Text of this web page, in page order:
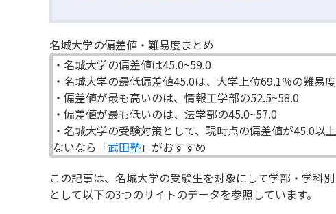
名城大学の偏差値・難易度まとめ
・名城大学の偏差値は45.0~59.0
・名城大学の最低偏差値45.0は、大学上位69.1%の難易度
・偏差値が最も高いのは、情報工学部の52.5~58.0
・偏差値が最も低いのは、法学部の45.0~57.0
・名城大学の受験対策として、現時点の偏差値が45.0以
ないなら「武田塾」がおすすめ
この記事は、名城大学の受験生を対象にして学部・学科
として以下の3つのサイトのデータを参照しています。